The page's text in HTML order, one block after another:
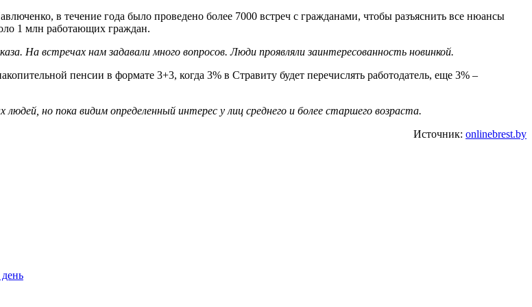
в течение года было проведено более 7000 встреч с гражданами, чтобы разъяснить все нюансы
1 млн работающих граждан.
На встречах нам задавали много вопросов. Люди проявляли заинтересованность новинкой.
пенсии в формате 3+3, когда 3% в Стравиту будет перечислять работодатель, еще 3% –
но пока видим определенный интерес у лиц среднего и более старшего возраста.
Источник: onlinebrest.by